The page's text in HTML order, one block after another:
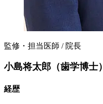
監修・担当医師 / 院長
小島将太郎（歯学博士）
経歴